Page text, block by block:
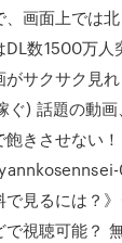
画面上では
数1500万人
サクサク見
) 話題の動画
きさせない
で見るには？
視聴可能？